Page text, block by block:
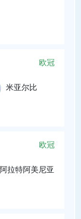
欧冠
米亚尔比
欧冠
阿拉特阿美尼亚